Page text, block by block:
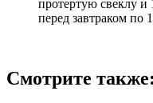
протертую свеклу
перед завтраком по
Смотрите также: